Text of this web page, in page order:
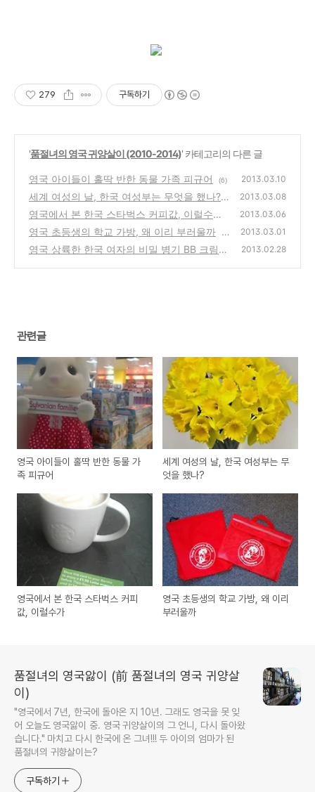
279 구독하기
'품절녀의 영국 귀양살이 (2010-2014)' 카테고리의 다른 글
영국 아이들이 홀딱 반한 동물 가족 피규어 (6) 2013.03.10
세계 여성의 날, 한국 여성부는 무엇을 했나?
(9)
2013.03.08
영국에서 본 한국 스타벅스 커피값, 이럴수가
(12)
2013.03.06
영국 초등생의 학교 가방, 왜 이리 부러울까
(1
4)
2013.03.01
영국 상륙한 한국 여자의 비밀 병기 BB 크림
2013.02.28
관련글
영국 아이들이 홀딱 반한 동물 가
족 피규어
세계 여성의 날, 한국 여성부는 무
엇을 했나?
영국에서 본 한국 스타벅스 커피
값, 이럴수가
영국 초등생의 학교 가방, 왜 이리
부러울까
품절녀의 영국앓이 (前 품절녀의 영국 귀양살
이)
"영국에서 7년, 한국에 돌아온 지 10년. 그래도 영국을 못 잊
어 오늘도 영국앓이 중. 영국 귀양살이의 그 언니, 다시 돌아왔
습니다." 마치고 다시 한국에 온 그녀!!! 두 아이의 엄마가 된
품절녀의 귀향살이는?
구독하기